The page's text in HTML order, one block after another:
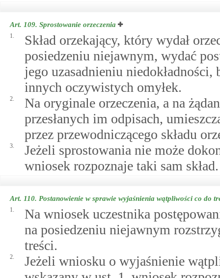
Art. 109. Sprostowanie orzeczenia
1.
Skład orzekający, który wydał
posiedzeniu niejawnym, wydać
jego uzasadnieniu
innych oczywistych omyłek.
2.
Na oryginale orzeczenia, a na
przesłanych im odpisach,
przez przewodniczącego składu
3.
Jeżeli sprostowania nie może
wniosek rozpoznaje taki sam skład.
Art. 110. Postanowienie w sprawie wyjaśnienia wątpliwości co do
1.
Na wniosek uczestnika
na posiedzeniu niejawnym
treści.
2.
Jeżeli wniosku o wyjaśnienie